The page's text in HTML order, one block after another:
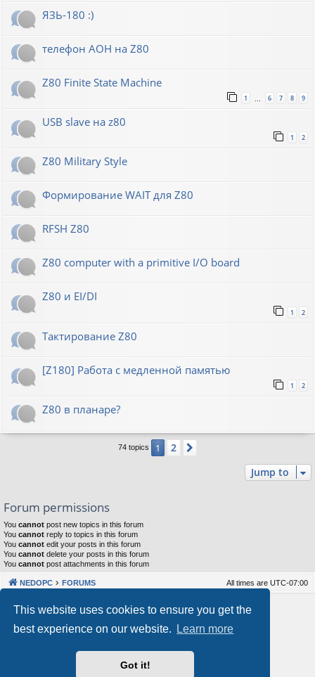
This website uses cookies to ensure you get the
best experience on our website.
Learn more
Got it!
ЯЗЬ-180 :)
телефон АОН на Z80
Z80 Finite State Machine
1 … 6 7 8 9
USB slave на z80
1 2
Z80 Military Style
Формирование WAIT для Z80
RFSH Z80
Z80 computer with a primitive I/O board
Z80 и EI/DI
1 2
Тактирование Z80
[Z180] Работа с медленной памятью
1 2
Z80 в планаре?
74 topics 1 2
Jump to
Forum permissions
You cannot post new topics in this forum
You cannot reply to topics in this forum
You cannot edit your posts in this forum
You cannot delete your posts in this forum
You cannot post attachments in this forum
NEDOPC FORUMS All times are UTC-07:00
Powered by phpBB® Forum Software © phpBB Limited
Our VPS Hosting By RimuHosting
This server is located in London data center